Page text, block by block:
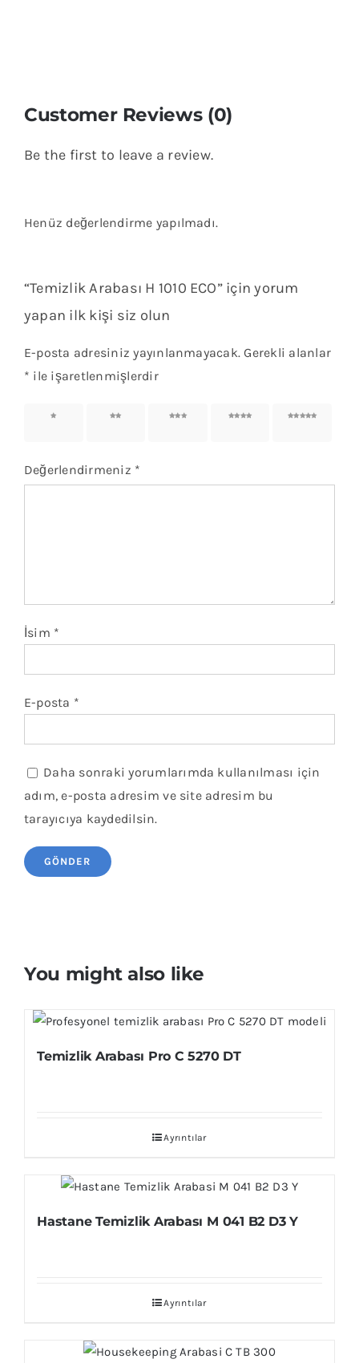
Customer Reviews (0)
Be the first to leave a review.
Henüz değerlendirme yapılmadı.
“Temizlik Arabası H 1010 ECO” için yorum
yapan ilk kişi siz olun
E-posta adresiniz yayınlanmayacak. Gerekli alanlar
* ile işaretlenmişlerdir
2/5
3/5
4/5
5/5
Değerlendirmeniz *
İsim *
E-posta *
Daha sonraki yorumlarımda kullanılması için
adım, e-posta adresim ve site adresim bu
tarayıcıya kaydedilsin.
You might also like
Temizlik Arabası Pro C 5270 DT
Ayrıntılar
Hastane Temizlik Arabası M 041 B2 D3 Y
Ayrıntılar